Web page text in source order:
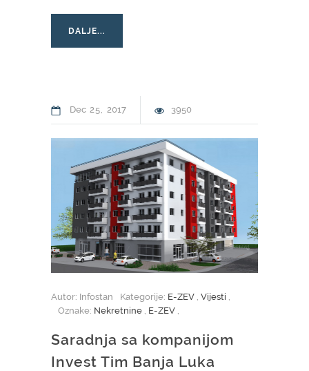
DALJE...
Dec 25 2017 3950
Autor: Infostan Kategorije: E-ZEV Vijesti
Oznake: Nekretnine E-ZEV
Saradnja sa kompanijom
Invest Tim Banja Luka